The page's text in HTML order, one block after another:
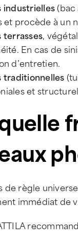
industrielles(bac
et procède à un
terrasses,
En cas de
d’entretien.
traditionnelles
et
de règle
immédiat de